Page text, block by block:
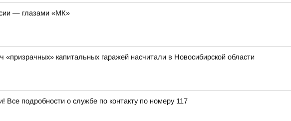
— глазами «МК»
капитальных гаражей насчитали в Новосибирской области
подробности о службе по контакту по номеру 117